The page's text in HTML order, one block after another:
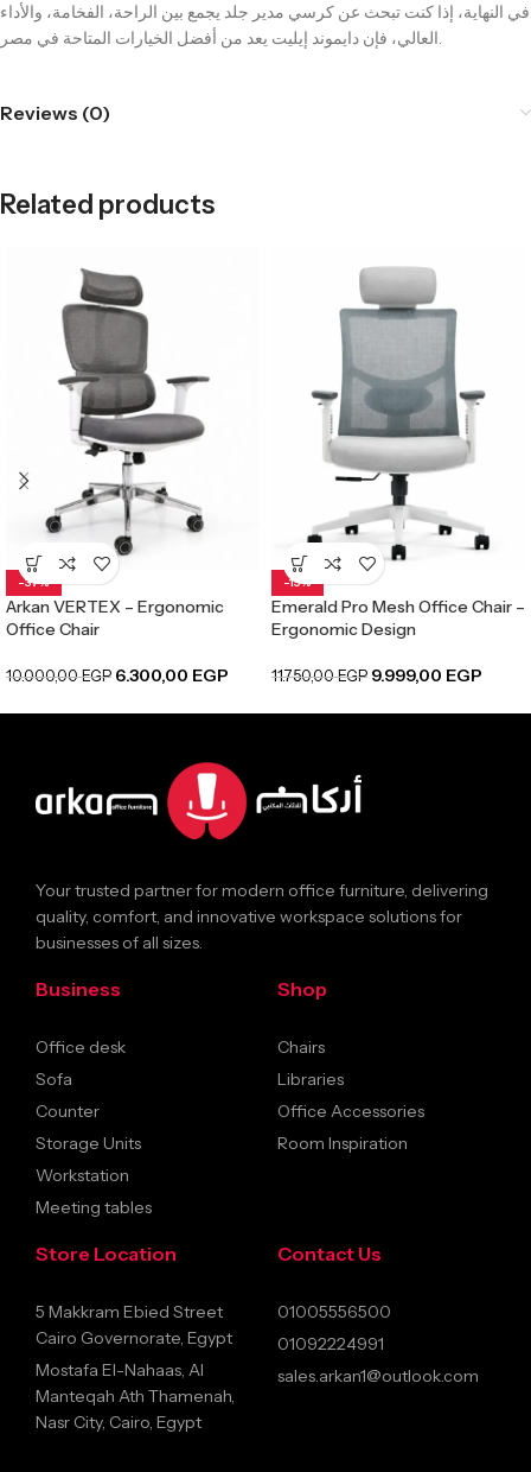
في النهاية، إذا كنت تبحث عن كرسي مدير جلد يجمع بين الراحة، الفخامة، والأداء
العالي، فإن دايموند إيليت يعد من أفضل الخيارات المتاحة في مصر.
Reviews (0)
Related products
-37%
Arkan VERTEX – Ergonomic
Office Chair
10.000,00EGP 6.300,00 EGP
-15%
Emerald Pro Mesh Office Chair –
Ergonomic Design
11.750,00EGP 9.999,00 EGP
Your trusted partner for modern office furniture, delivering
quality, comfort, and innovative workspace solutions for
businesses of all sizes.
Business
Office desk
Sofa
Counter
Storage Units
Workstation
Meeting tables
Shop
Chairs
Libraries
Office Accessories
Room Inspiration
Store Location
5 Makkram Ebied Street
Cairo Governorate, Egypt
Mostafa El-Nahaas, Al
Manteqah Ath Thamenah,
Nasr City, Cairo, Egypt
Contact Us
01005556500
01092224991
sales.arkan1@outlook.com